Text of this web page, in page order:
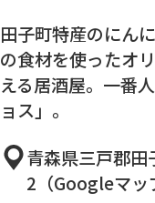
田子町特産のにん
の食材を使ったオ
える居酒屋。一番
ョス」。
青森県三戸郡
2（Googleマッ